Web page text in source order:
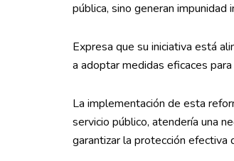
pública, sino generan
Expresa que su iniciativa está
a adoptar medidas eficaces
La implementación de esta
servicio público, atendería una
garantizar la protección